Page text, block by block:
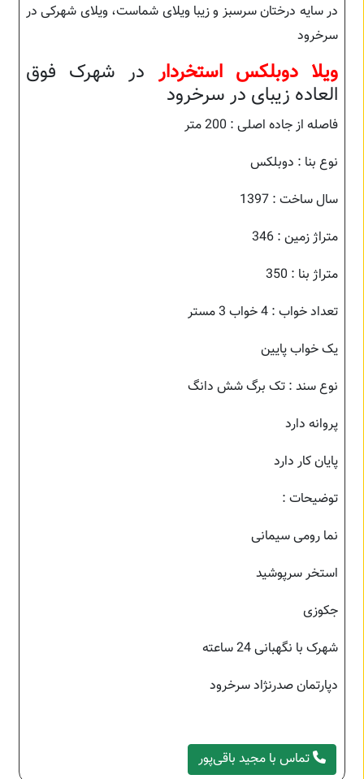
در سایه درختان سرسبز و زیبا ویلای شماست، ویلای شهرکی در
سرخرود
ویلا دوبلکس استخرداردر شهرک فوق
العاده زیبای در سرخرود
فاصله از جاده اصلی : 200 متر
نوع بنا : دوبلکس
سال ساخت : 1397
متراژ زمین : 346
متراژ بنا : 350
تعداد خواب : 4 خواب 3 مستر
یک خواب پایین
نوع سند : تک برگ شش دانگ
پروانه دارد
پایان کار دارد
توضیحات :
نما رومی سیمانی
استخر سرپوشید
جکوزی
شهرک با نگهبانی 24 ساعته
دپارتمان صدرنژاد سرخرود
تماس با مجید باقی‌پور